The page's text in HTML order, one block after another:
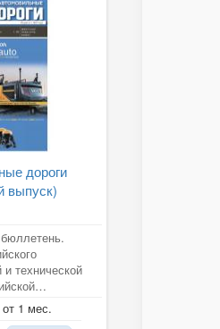
дороги
выпуск)
и технической
РАН).6
1 мес.